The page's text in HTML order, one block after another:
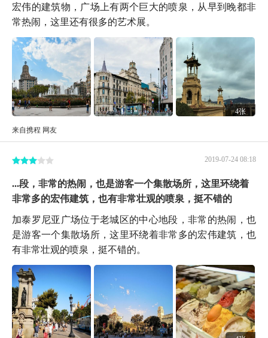
宏伟的建筑物，广场上有两个巨大的喷泉，从早到晚都非
常热闹，这里还有很多的艺术展。
4张
来自携程 网友
2019-07-24 08:18
...段，非常的热闹，也是游客一个集散场所，这里环绕着
非常多的宏伟建筑，也有非常壮观的喷泉，挺不错的
加泰罗尼亚广场位于老城区的中心地段，非常的热闹，也
是游客一个集散场所，这里环绕着非常多的宏伟建筑，也
有非常壮观的喷泉，挺不错的。